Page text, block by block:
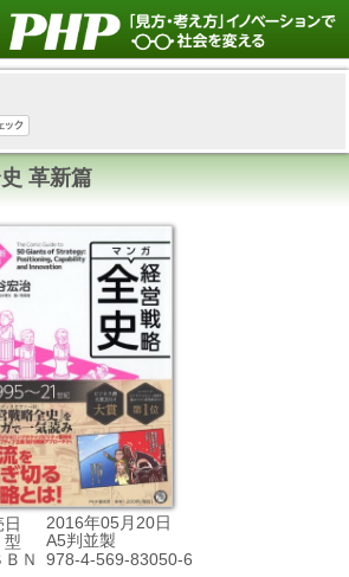
革新篇
日
2016年05月20日
A5判並製
ＢＮ
978-4-569-83050-6